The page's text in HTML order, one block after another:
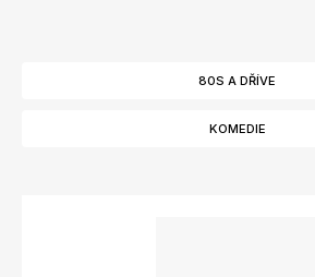
80S A DŘÍVE
KOMEDIE